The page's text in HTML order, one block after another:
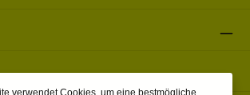
verwendet Cookies, um eine bestmögliche